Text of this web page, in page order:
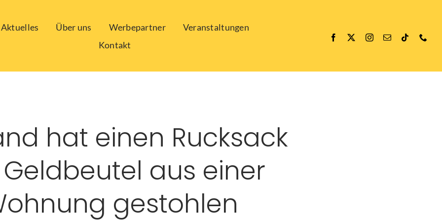
Aktuelles Über uns Werbepartner
Veranstaltungen
Kontakt
hat einen Rucksack
aus einer
gestohlen